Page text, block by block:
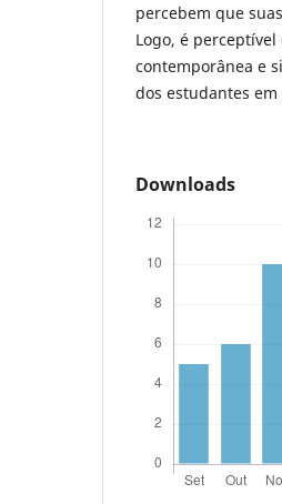
percebem que
Logo, é
contemporânea e
dos estudantes
Downloads